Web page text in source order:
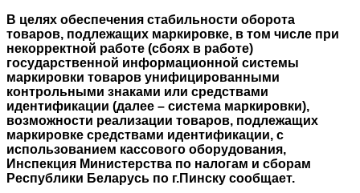
В целях обеспечения стабильности оборота
товаров, подлежащих маркировке, в том числе при
некорректной работе (сбоях в работе)
государственной информационной системы
маркировки товаров унифицированными
контрольными знаками или средствами
идентификации (далее – система маркировки),
возможности реализации товаров, подлежащих
маркировке средствами идентификации, с
использованием кассового оборудования,
Инспекция Министерства по налогам и сборам
Республики Беларусь по г.Пинску сообщает.